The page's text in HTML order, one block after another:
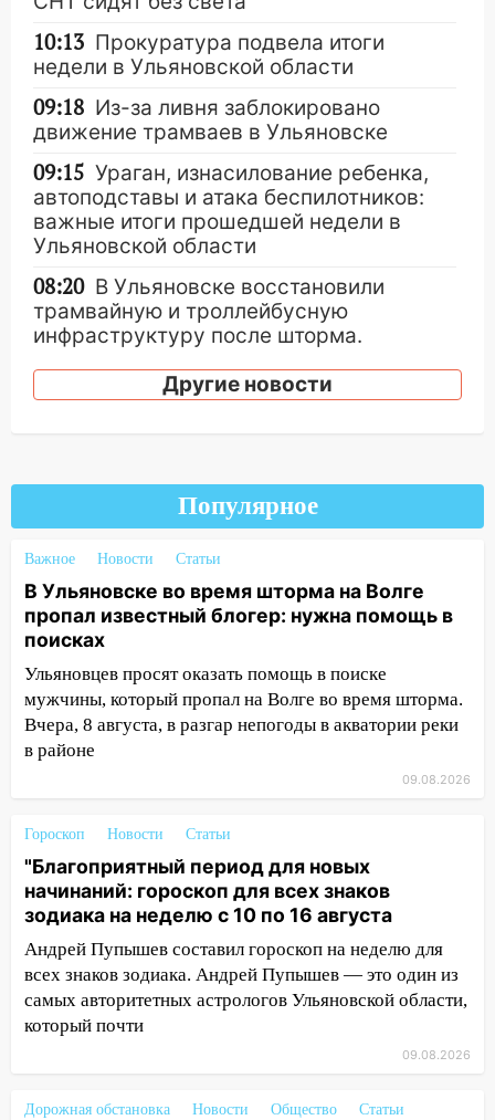
10:13 Прокуратура подвела итоги
недели в Ульяновской области
09:18 Из-за ливня заблокировано
движение трамваев в Ульяновске
09:15 Ураган, изнасилование ребенка,
автоподставы и атака беспилотников:
важные итоги прошедшей недели в
Ульяновской области
08:20 В Ульяновске восстановили
трамвайную и троллейбусную
инфраструктуру после шторма.
08:19 Внимание! В Цильнинском районе
пропал 67-летний мужчина
Евро-3 вместо Евро-5: что
означают классы бензина и можно ли
заливать «старое» топливо в
современные автомобили
06:30
Какая погода будет в Ульяновской
области днем 9 августа
05:05 День, когда всё может
измениться: гороскоп на 9 августа —
три знака получат шанс, который нельзя
упустить
20:10
Во время урагана в Ульяновске на
Волге перевернулась лодка
19:55 В Ульяновске упавшее дерево
заблокировало в машине двух женщин
17:15 В Ульяновской области
ремонтируют девять мостов: один уже
готов, ещё два — почти завершены
«Ульяновскалипсис»: последствия
16:38 Прогноз погоды в Ульяновской
Другие новости
Популярное
Важное Новости Статьи
В Ульяновске во время шторма на Волге
пропал известный блогер: нужна помощь в
поисках
Ульяновцев просят оказать помощь в поиске
мужчины, который пропал на Волге во время шторма.
Вчера, 8 августа, в разгар непогоды в акватории реки
в районе
09.08.2026
Гороскоп Новости Статьи
"Благоприятный период для новых
начинаний: гороскоп для всех знаков
зодиака на неделю с 10 по 16 августа
Андрей Пупышев составил гороскоп на неделю для
всех знаков зодиака. Андрей Пупышев — это один из
самых авторитетных астрологов Ульяновской области,
который почти
09.08.2026
Дорожная обстановка Новости Общество
Статьи